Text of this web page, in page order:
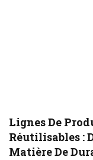
Lignes De
Réutilisables :
Matière De